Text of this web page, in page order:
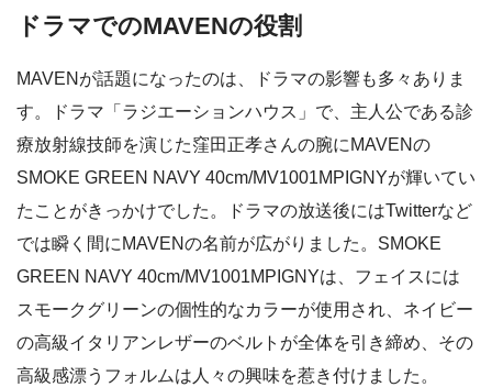
ドラマでのMAVENの役割
MAVENが話題になったのは、ドラマの影響も多々ありま
す。ドラマ「ラジエーションハウス」で、主人公である診
療放射線技師を演じた窪田正孝さんの腕にMAVENの
SMOKE GREEN NAVY 40cm/MV1001MPIGNYが輝いてい
たことがきっかけでした。ドラマの放送後にはTwitterなど
では瞬く間にMAVENの名前が広がりました。SMOKE
GREEN NAVY 40cm/MV1001MPIGNYは、フェイスには
スモークグリーンの個性的なカラーが使用され、ネイビー
の高級イタリアンレザーのベルトが全体を引き締め、その
高級感漂うフォルムは人々の興味を惹き付けました。